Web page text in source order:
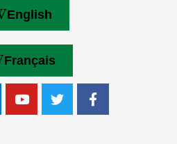
English
Français